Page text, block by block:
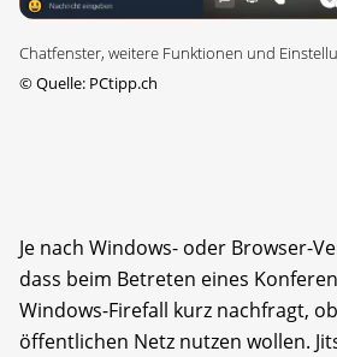
Chatfenster, weitere Funktionen und
©Quelle: PCtipp.ch
Je nach Windows- oder Browser-
dass beim Betreten eines
Windows-Firefall kurz nachfragt,
öffentlichen Netz nutzen wollen.